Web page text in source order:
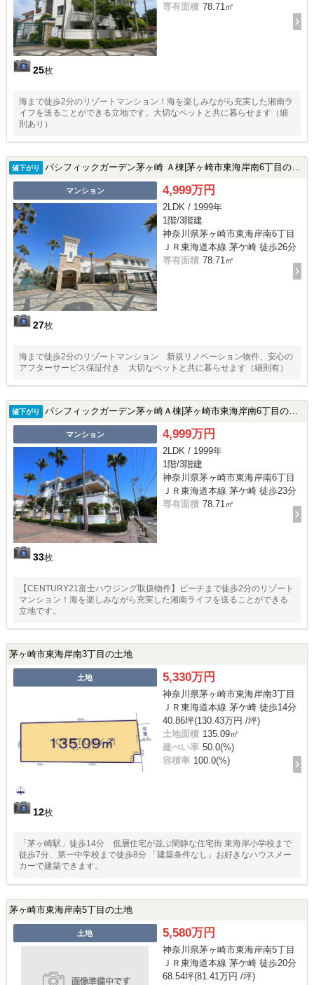
25枚
専有面積 78.71㎡
海まで徒歩2分のリゾートマンション！海を楽しみながら充実した湘南ラ
イフを送ることができる立地です。大切なペットと共に暮らせます（細
則あり）
値下がり パシフィックガーデン茅ヶ崎 Ａ棟|茅ヶ崎市東海岸南6丁目の中古マンション
マンション
27枚
4,999万円
2LDK / 1999年
1階/3階建
神奈川県茅ヶ崎市東海岸南6丁目
ＪＲ東海道本線 茅ケ崎 徒歩26分
専有面積 78.71㎡
海まで徒歩2分のリゾートマンション 新規リノベーション物件、安心の
アフターサービス保証付き 大切なペットと共に暮らせます（細則有）
値下がり パシフィックガーデン茅ヶ崎Ａ棟|茅ヶ崎市東海岸南6丁目の中古マンション
マンション
33枚
4,999万円
2LDK / 1999年
1階/3階建
神奈川県茅ヶ崎市東海岸南6丁目
ＪＲ東海道本線 茅ケ崎 徒歩23分
専有面積 78.71㎡
【CENTURY21富士ハウジング取扱物件】ビーチまで徒歩2分のリゾート
マンション！海を楽しみながら充実した湘南ライフを送ることができる
立地です。
茅ヶ崎市東海岸南3丁目の土地
土地
12枚
5,330万円
神奈川県茅ヶ崎市東海岸南3丁目
ＪＲ東海道本線 茅ケ崎 徒歩14分
40.86坪(130.43万円 /坪)
土地面積 135.09㎡
建ぺい率 50.0(%)
容積率 100.0(%)
「茅ヶ崎駅」徒歩14分 低層住宅が並ぶ閑静な住宅街 東海岸小学校まで
徒歩7分、第一中学校まで徒歩8分 「建築条件なし」お好きなハウスメー
カーで建築できます。
茅ヶ崎市東海岸南5丁目の土地
土地 5,580万円
神奈川県茅ヶ崎市東海岸南5丁目
ＪＲ東海道本線 茅ケ崎 徒歩20分
68.54坪(81.41万円 /坪)